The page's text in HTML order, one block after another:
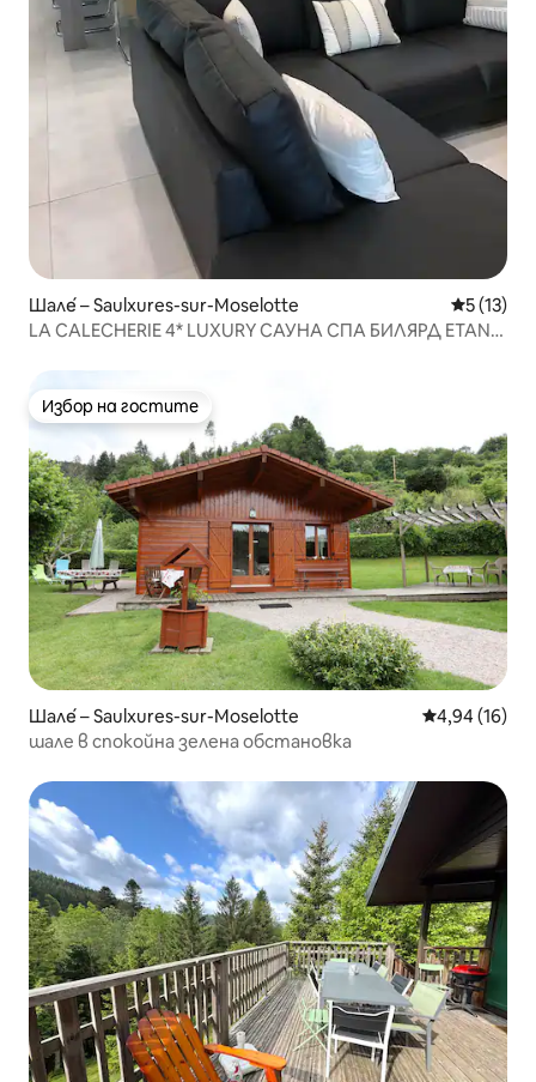
Шале́ – Saulxures-sur-Moselotte Средна
5 (13)
LA CALECHERIE 4* LUXURY САУНА СПА БИЛЯРД ETANG
Избор на гостите
Избор на гостите
Шале́ – Saulxures-sur-Moselotte Средна
4,94 (16)
шале в спокойна зелена обстановка